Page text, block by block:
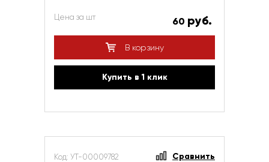
Цена за шт 60 руб.
В корзину
Купить в 1 клик
Код: УТ-00009782 Сравнить